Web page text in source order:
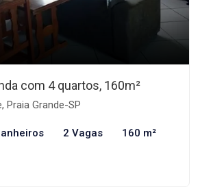
com 4 quartos, 160m²
Praia Grande-SP
2 Vagas 160 m²